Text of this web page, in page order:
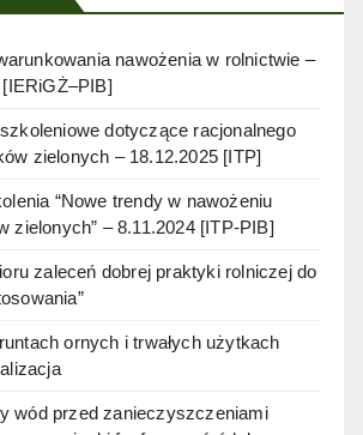
nawożenia w rolnictwie –
dotyczące racjonalnego
zielonych – 18.12.2025 [ITP]
“Nowe trendy w nawożeniu
zielonych” – 8.11.2024 [ITP-PIB]
zaleceń dobrej praktyki rolniczej do
ornych i trwałych użytkach
wód przed zanieczyszczeniami